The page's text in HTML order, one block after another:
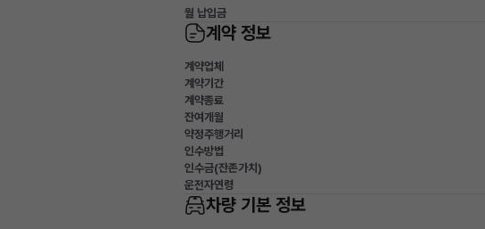
월 납입금
계약 정보
계약업체
계약기간
계약종료
잔여개월
약정주행거리
인수방법
인수금(잔존가치)
운전자연령
차량 기본 정보